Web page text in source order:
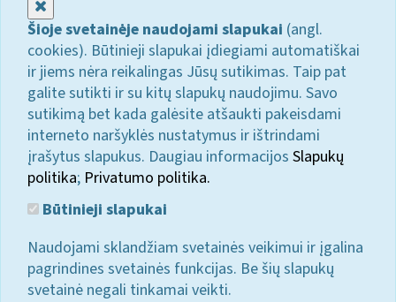
Šioje svetainėje naudojami slapukai (angl.
cookies). Būtinieji slapukai įdiegiami automatiškai
ir jiems nėra reikalingas Jūsų sutikimas. Taip pat
galite sutikti ir su kitų slapukų naudojimu. Savo
sutikimą bet kada galėsite atšaukti pakeisdami
interneto naršyklės nustatymus ir ištrindami
įrašytus slapukus. Daugiau informacijos Slapukų
politika; Privatumo politika.
Būtinieji slapukai
Naudojami sklandžiam svetainės veikimui ir įgalina
pagrindines svetainės funkcijas. Be šių slapukų
svetainė negali tinkamai veikti.